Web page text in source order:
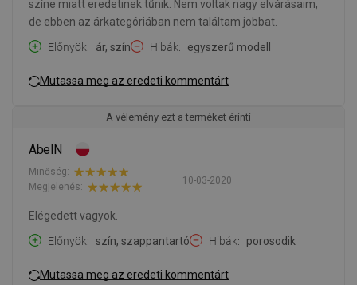
színe miatt eredetinek tűnik. Nem voltak nagy elvárásaim,
de ebben az árkategóriában nem találtam jobbat.
Előnyök
ár, szín Hibák egyszerű modell
Mutassa meg az eredeti kommentárt
A vélemény ezt a terméket érinti
AbelN
10-03-2020
Minőség:
Megjelenés:
Elégedett vagyok.
Előnyök
szín, szappantartó Hibák porosodik
Mutassa meg az eredeti kommentárt